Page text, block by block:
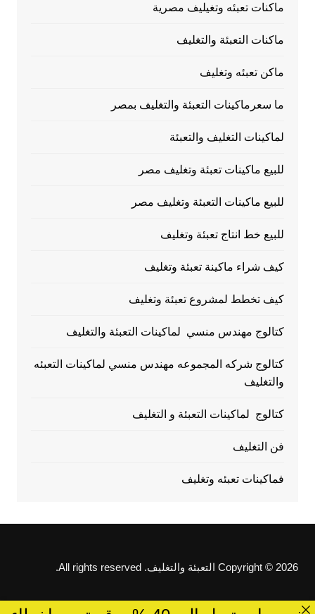
ماكنات تعبئه وتغيليف مصرية
ماكنات التعبئة والتغليف
ماكن تعبئه وتغليف
ما سعرماكينات التعبئة والتغليف بمصر
لماكينات التغليف والتعبئة
للبيع ماكينات تعبئة وتغليف مصر
للبيع ماكينات التعبئة وتغليف مصر
للبيع خط انتاج تعبئة وتغليف
كيف شراء ماكينة تعبئة وتغليف
كيف تخطط لمشروع تعبئة وتغليف
كتالوج مهندس منسي لماكينات التعبئة والتغليف
كتالوج شركه المجموعه مهندس منسي لماكينات التعبئه
والتغليف
كتالوج لماكينات التعبئة و التغليف
فن التغليف
فماكينات تعبئه وتغليف
Copyright © 2026 التعبئة والتغليف. All rights reserved.